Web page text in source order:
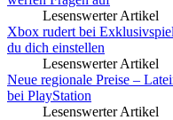
Lesenswerter Artikel
Xbox rudert bei
du dich einstellen
Lesenswerter Artikel
Neue regionale Preise –
bei PlayStation
Lesenswerter Artikel